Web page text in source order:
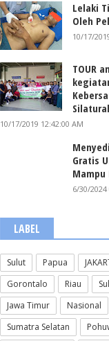
Lelaki
Oleh
10/17/
TOUR
10/17/2019 12:42:00 AM
Gratis
Mampu
6/30/2024
LABEL
Sulut Papua
Gorontalo
Riau
Jawa Timur
Nasional
Sumatra Selatan